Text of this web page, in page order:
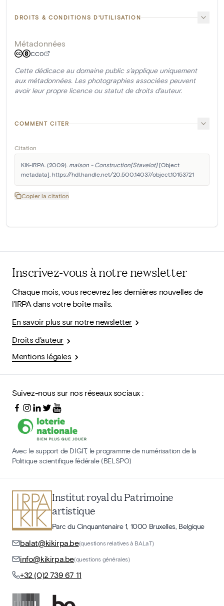
DROITS & CONDITIONS D'UTILISATION
Métadonnées
CC0
Cette dédicace au domaine public s'applique uniquement
aux métadonnées. Les photographies associées peuvent
avoir leur propre licence ou statut de droits d'auteur.
COMMENT CITER
Citation
KIK-IRPA. (2009). maison - Construction[Stavelot] [Object
metadata]. https://hdl.handle.net/20.500.14037/object.10153721
Copier la citation
Inscrivez-vous à notre newsletter
Chaque mois, vous recevrez les dernières nouvelles de
l'IRPA dans votre boîte mails.
En savoir plus sur notre newsletter
Droits d'auteur
Mentions légales
Suivez-nous sur nos réseaux sociaux :
Avec le support de DIGIT, le programme de numérisation de la
Politique scientifique fédérale (BELSPO)
Institut royal du Patrimoine
artistique
Parc du Cinquantenaire 1, 1000 Bruxelles, Belgique
balat@kikirpa.be(questions relatives à BALaT)
info@kikirpa.be(questions générales)
+32 (0)2 739 67 11